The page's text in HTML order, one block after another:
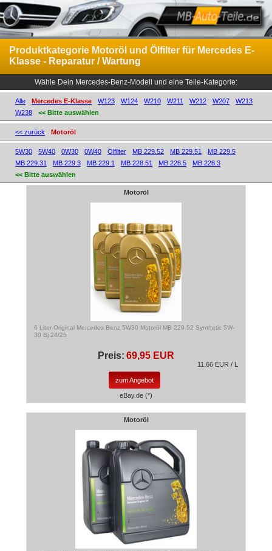
Produktkategorie Motoröl und Ölfilter für Mercedes E-
Klasse - Reparatur / Wartung
Wähle Dein Mercedes-Benz-Modell und eine Teile-Kategorie:
Alle Mercedes E-Klasse W123 W124 W210 W211 W212 W207
W213
W238
<< Bitte auswählen
<< zurück Motoröl
5W30 5W40 0W30 0W40 Ölfilter MB 229.52 MB 229.51
MB 229.5
MB 229.31
MB 229.3 MB 229.1 MB 228.51 MB 228.5
MB 228.3
<< Bitte auswählen
Motoröl
6 Liter Original Mercedes Benz 5W30 Motoröl MB 229.52 Synthetic 5W-
30 Bj 24/25
Preis: 69,95 EUR
11.66 EUR / L
zum Angebot
eBay.de (*)
Motoröl